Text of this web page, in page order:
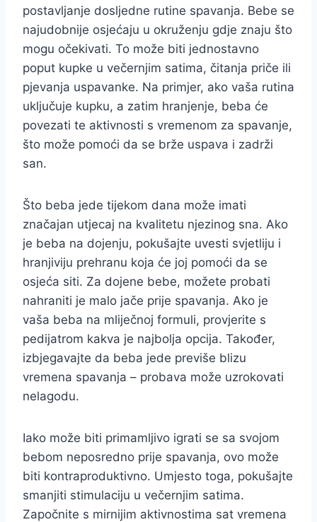
postavljanje dosljedne rutine spavanja. Bebe se
najudobnije osjećaju u okruženju gdje znaju što
mogu očekivati. To može biti jednostavno
poput kupke u večernjim satima, čitanja priče ili
pjevanja uspavanke. Na primjer, ako vaša rutina
uključuje kupku, a zatim hranjenje, beba će
povezati te aktivnosti s vremenom za spavanje,
što može pomoći da se brže uspava i zadrži
san.
Što beba jede tijekom dana može imati
značajan utjecaj na kvalitetu njezinog sna. Ako
je beba na dojenju, pokušajte uvesti svjetliju i
hranjiviju prehranu koja će joj pomoći da se
osjeća siti. Za dojene bebe, možete probati
nahraniti je malo jače prije spavanja. Ako je
vaša beba na mliječnoj formuli, provjerite s
pedijatrom kakva je najbolja opcija. Također,
izbjegavajte da beba jede previše blizu
vremena spavanja – probava može uzrokovati
nelagodu.
Iako može biti primamljivo igrati se sa svojom
bebom neposredno prije spavanja, ovo može
biti kontraproduktivno. Umjesto toga, pokušajte
smanjiti stimulaciju u večernjim satima.
Započnite s mirnijim aktivnostima sat vremena